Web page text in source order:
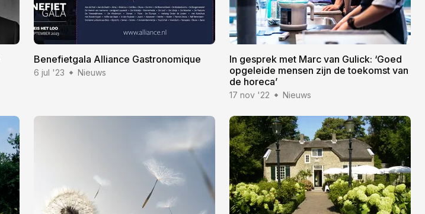
Benefietgala Alliance Gastronomique
6 jul '23 Nieuws
In gesprek met Marc van Gulick: ‘Goed
opgeleide mensen zijn de toekomst van
de horeca’
17 nov '22 Nieuws